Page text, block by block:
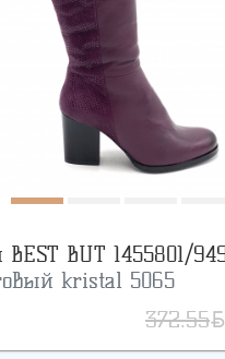
BEST BUT 1455801/
kristal 5065
372.55BYN